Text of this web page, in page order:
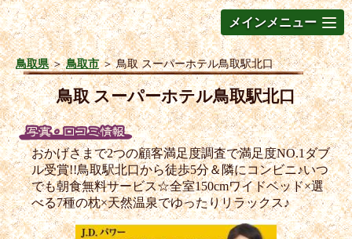
メインメニュー
鳥取県＞鳥取市＞鳥取 スーパーホテル鳥取駅北口
鳥取 スーパーホテル鳥取駅北口
おかげさまで2つの顧客満足度調査で満足度NO.1ダブ
ル受賞!!鳥取駅北口から徒歩5分＆隣にコンビニ♪いつ
でも朝食無料サービス☆全室150cmワイドベッド×選
べる7種の枕×天然温泉でゆったりリラックス♪